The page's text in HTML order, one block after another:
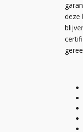
deze